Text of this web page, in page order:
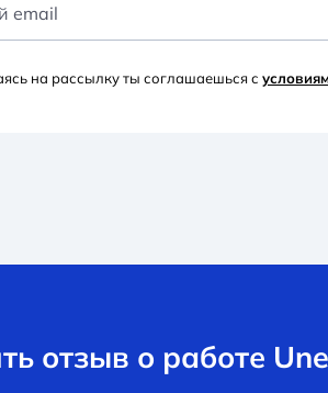
email
на рассылку ты соглашаешься с
отзыв о работе